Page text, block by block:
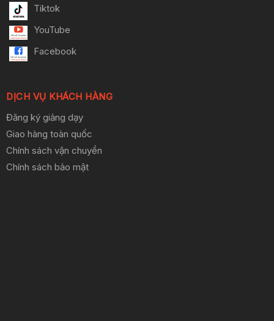
Tiktok
YouTube
Facebook
DỊCH VỤ KHÁCH HÀNG
Đăng ký giảng dạy
Giao hàng toàn quốc
Chính sách vận chuyển
Chính sách bảo mật